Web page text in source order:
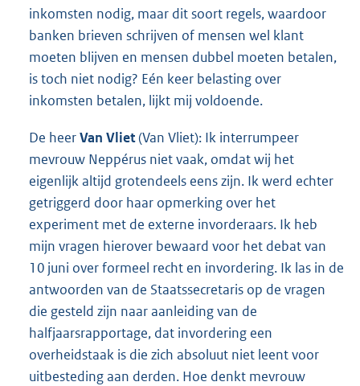
inkomsten nodig, maar dit soort regels, waardoor
banken brieven schrijven of mensen wel klant
moeten blijven en mensen dubbel moeten betalen,
is toch niet nodig? Eén keer belasting over
inkomsten betalen, lijkt mij voldoende.
De heerVan Vliet(Van Vliet): Ik interrumpeer
mevrouw Neppérus niet vaak, omdat wij het
eigenlijk altijd grotendeels eens zijn. Ik werd echter
getriggerd door haar opmerking over het
experiment met de externe invorderaars. Ik heb
mijn vragen hierover bewaard voor het debat van
10 juni over formeel recht en invordering. Ik las in de
antwoorden van de Staatssecretaris op de vragen
die gesteld zijn naar aanleiding van de
halfjaarsrapportage, dat invordering een
overheidstaak is die zich absoluut niet leent voor
uitbesteding aan derden. Hoe denkt mevrouw